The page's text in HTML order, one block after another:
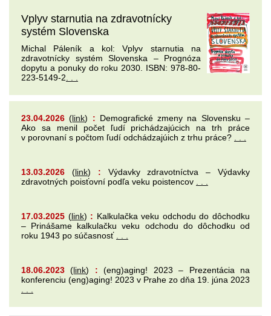
Vplyv starnutia na zdravotnícky
systém Slovenska
Michal Páleník a kol: Vplyv starnutia na
zdravotnícky systém Slovenska – Prognóza
dopytu a ponuky do roku 2030. ISBN: 978-80-
223-5149-2
23.04.2026 (link) : Demografické zmeny na Slovensku –
Ako sa menil počet ľudí prichádzajúcich na trh práce
v porovnaní s počtom ľudí odchádzajúich z trhu práce?
13.03.2026 (link) : Výdavky zdravotníctva – Výdavky
zdravotných poisťovní podľa veku poistencov
17.03.2025 (link) : Kalkulačka veku odchodu do dôchodku
– Prinášame kalkulačku veku odchodu do dôchodku od
roku 1943 po súčasnosť
18.06.2023 (link) : (eng)aging! 2023 – Prezentácia na
konferenciu (eng)aging! 2023 v Prahe zo dňa 19. júna 2023